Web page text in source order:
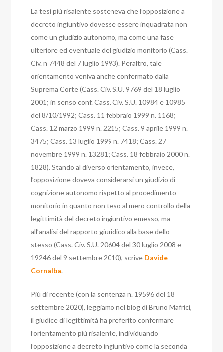
La tesi più risalente sosteneva che l’opposizione a
decreto ingiuntivo dovesse essere inquadrata non
come un giudizio autonomo, ma come una fase
ulteriore ed eventuale del giudizio monitorio (Cass.
Civ. n 7448 del 7 luglio 1993). Peraltro, tale
orientamento veniva anche confermato dalla
Suprema Corte (Cass. Civ. S.U. 9769 del 18 luglio
2001; in senso conf. Cass. Civ. S.U. 10984 e 10985
del 8/10/1992; Cass. 11 febbraio 1999 n. 1168;
Cass. 12 marzo 1999 n. 2215; Cass. 9 aprile 1999 n.
3475; Cass. 13 luglio 1999 n. 7418; Cass. 27
novembre 1999 n. 13281; Cass. 18 febbraio 2000 n.
1828).Stando al diverso orientamento, invece,
l’opposizione doveva considerarsi un giudizio di
cognizione autonomo rispetto al procedimento
monitorio in quanto non teso al mero controllo della
legittimità del decreto ingiuntivo emesso, ma
all’analisi del rapporto giuridico alla base dello
stesso (Cass. Civ. S.U. 20604 del 30 luglio 2008 e
19246 del 9 settembre 2010), scrive Davide
Cornalba.
Più di recente (con la sentenza n. 19596 del 18
settembre 2020), leggiamo nel blog di Bruno Mafrici,
il giudice di legittimità ha preferito confermare
l’orientamento più risalente, individuando
l’opposizione a decreto ingiuntivo come la seconda